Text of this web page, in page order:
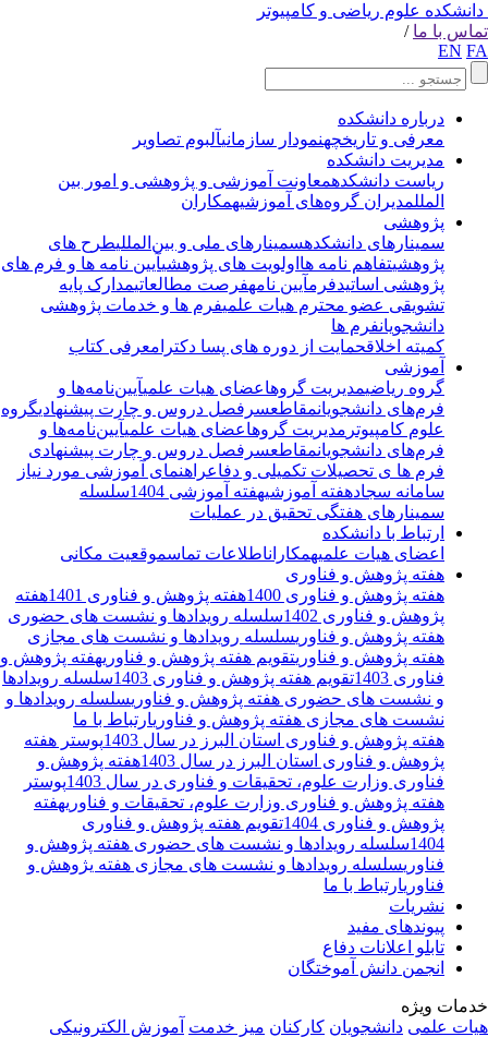
علوم ریاضی و کامپیوتر
با ما /
EN
درباره دانشکده
معرفی و تاریخچهنمودار سازمانیآلبوم تصاویر
مدیریت دانشکده
ریاست دانشکدهمعاونت آموزشی و پژوهشی و امور بین
المللمدیران گروه‌های آموزشیهمکاران
پژوهشی
سمینارهای دانشکدهسمینارهای ملی و بین‌المللیطرح های
پژوهشیتفاهم نامه هااولویت های پژوهشیآیین نامه ها و فرم های
پژوهشی اساتیدفرم آیین نامهفرصت مطالعاتیمدارک پایه
تشویقی عضو محترم هیات علمیفرم ها و خدمات پژوهشی
دانشجویانفرم ها
کمیته اخلاقحمایت از دوره های پسا دکترامعرفی کتاب
آموزشی
گروه ریاضیمدیریت گروهاعضای هیات علمیآیین‌نامه‌ها و
فرم‌های دانشجویانمقاطعسرفصل دروس و چارت پیشنهادیگروه
علوم کامپیوترمدیریت گروهاعضای هیات علمیآیین‌نامه‌ها و
فرم‌های دانشجویانمقاطعسرفصل دروس و چارت پیشنهادی
فرم ها ی تحصیلات تکمیلی و دفاعراهنمای آموزشی مورد نیاز
سامانه سجادهفته آموزشیهفته آموزشی 1404
سلسله
سمینارهای هفتگی تحقیق در عملیات
ارتباط با دانشکده
اعضای هیات علمیهمکاران اطلاعات تماسموقعیت مکانی
هفته پژوهش و فناوری
هفته پژوهش و فناوری 1400
هفته پژوهش و فناوری 1401
هفته
پژوهش و فناوری 1402
سلسله رویدادها و نشست های حضوری
هفته پژوهش و فناوریسلسله رویدادها و نشست های مجازی
هفته پژوهش و فناوریتقویم هفته پژوهش و فناوریهفته پژوهش و
فناوری 1403
تقویم هفته پژوهش و فناوری 1403
سلسله رویدادها
و نشست های حضوری هفته پژوهش و فناوریسلسله رویدادها و
نشست های مجازی هفته پژوهش و فناوریارتباط با ما
هفته پژوهش و فناوری استان البرز در سال 1403
پوستر هفته
پژوهش و فناوری استان البرز در سال 1403
هفته پژوهش و
فناوری وزارت علوم، تحقیقات و فناوری در سال 1403
پوستر
هفته پژوهش و فناوری وزارت علوم، تحقیقات و فناوریهفته
پژوهش و فناوری 1404
تقویم هفته پژوهش و فناوری
1404سلسله رویدادها و نشست های حضوری هفته پژوهش و
فناوریسلسله رویدادها و نشست های مجازی هفته یژوهش و
فناوریارتباط با ما
نشریات
پیوندهای مفید
تابلو اعلانات دفاع
انجمن دانش آموختگان
ویژه
علمی دانشجویان کارکنان میز خدمت آموزش الکترونیکی